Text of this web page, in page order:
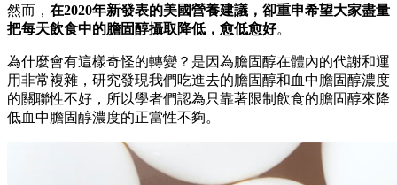
然而， 在2020年新發表的美國營養建議，卻重申希望大家盡量
把每天飲食中的膽固醇攝取降低，愈低愈好。
為什麼會有這樣奇怪的轉變？是因為膽固醇在體內的代謝和運
用非常複雜，研究發現我們吃進去的膽固醇和血中膽固醇濃度
的關聯性不好，所以學者們認為只靠著限制飲食的膽固醇來降
低血中膽固醇濃度的正當性不夠。